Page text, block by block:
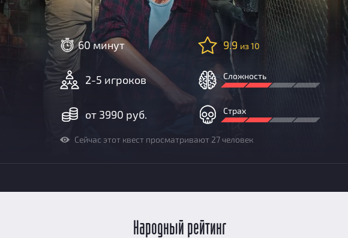
60 минут
2-5 игроков
от 3990 руб.
9.9 из 10
Сложность
Страх
Сейчас этот квест просматривают 27 человек
Народный рейтинг